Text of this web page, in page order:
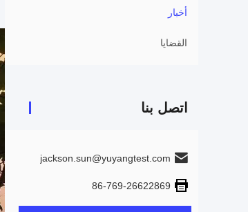
أخبار
القضايا
اتصل بنا
jackson.sun@yuyangtest.com
86-769-26622869